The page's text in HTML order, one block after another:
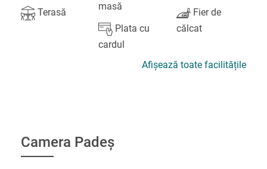
Terasă
masă
Plata cu
cardul
Fier de
călcat
Afișează toate facilitățile
Camera Padeș